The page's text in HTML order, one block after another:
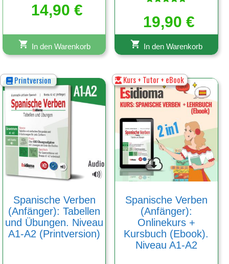
14,90 €
In den Warenkorb
mit
5.00
von 5
19,90 €
In den Warenkorb
Printversion
Spanische Verben
(Anfänger): Tabellen
und Übungen. Niveau
A1-A2 (Printversion)
Kurs + Tutor + eBook
Spanische Verben
(Anfänger):
Onlinekurs +
Kursbuch (Ebook).
Niveau A1-A2